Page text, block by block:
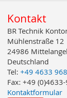
Kontakt
BR Technik
Mühlenstraße 12
24986
Deutschland
Tel: +49 4633
Fax: +49
Kontaktformular